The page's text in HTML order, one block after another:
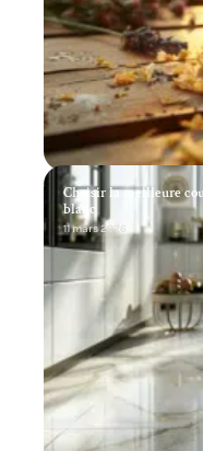
Choisir la meilleure
blanc
11 mars 2026